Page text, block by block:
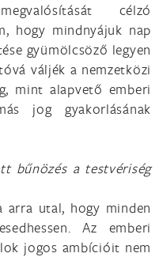
célzó
hogy mindnyájuk nap
gyümölcsöző legyen
váljék a nemzetközi
mint alapvető emberi
jog gyakorlásának
bűnözés a testvériség
arra utal, hogy minden
Az emberi
jogos ambícióit nem